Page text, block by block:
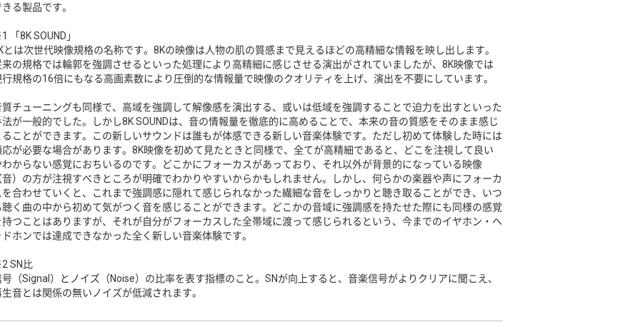
る製品です。
「8K SOUND」
とは次世代映像規格の名称です。8Kの映像は人物の肌の質感まで見えるほどの高精細な情報を映し出します。
来の規格では輪郭を強調させるといった処理により高精細に感じさせる演出がされていましたが、8K映像では
行規格の16倍にもなる高画素数により圧倒的な情報量で映像のクオリティを上げ、演出を不要にしています。
質チューニングも同様で、高域を強調して解像感を演出する、或いは低域を強調することで迫力を出すといった
法が一般的でした。しかし8K SOUNDは、音の情報量を徹底的に高めることで、本来の音の質感をそのまま感じ
ることができます。この新しいサウンドは誰もが体感できる新しい音楽体験です。ただし初めて体験した時には
応が必要な場合があります。8K映像を初めて見たときと同様で、全てが高精細であると、どこを注視して良い
わからない感覚におちいるのです。どこかにフォーカスがあっており、それ以外が背景的になっている映像
音）の方が注視すべきところが明確でわかりやすいからかもしれません。しかし、何らかの楽器や声にフォーカ
を合わせていくと、これまで強調感に隠れて感じられなかった繊細な音をしっかりと聴き取ることができ、いつ
聴く曲の中から初めて気がつく音を感じることができます。どこかの音域に強調感を持たせた際にも同様の感覚
持つことはありますが、それが自分がフォーカスした全帯域に渡って感じられるという、今までのイヤホン・ヘ
ドホンでは達成できなかった全く新しい音楽体験です。
SN比
号（Signal）とノイズ（Noise）の比率を表す指標のこと。SNが向上すると、音楽信号がよりクリアに聞こえ、
生音とは関係の無いノイズが低減されます。